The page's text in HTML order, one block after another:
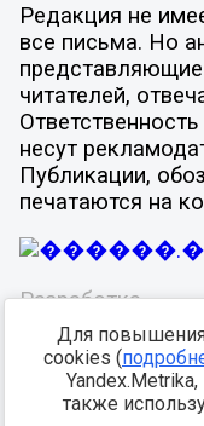
Редакция не
все письма. Но
представляющие
читателей,
несут
Публикации,
печатаются на
Разработка -
Для повышения
cookies (
также